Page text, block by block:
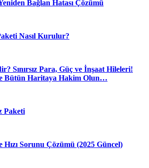
Bağlan Hatası Çözümü
Nasıl Kurulur?
Sınırsız Para, Güç ve İnşaat Hileleri!
Bütün Haritaya Hakim Olun…
Paketi
Sorunu Çözümü (2025 Güncel)